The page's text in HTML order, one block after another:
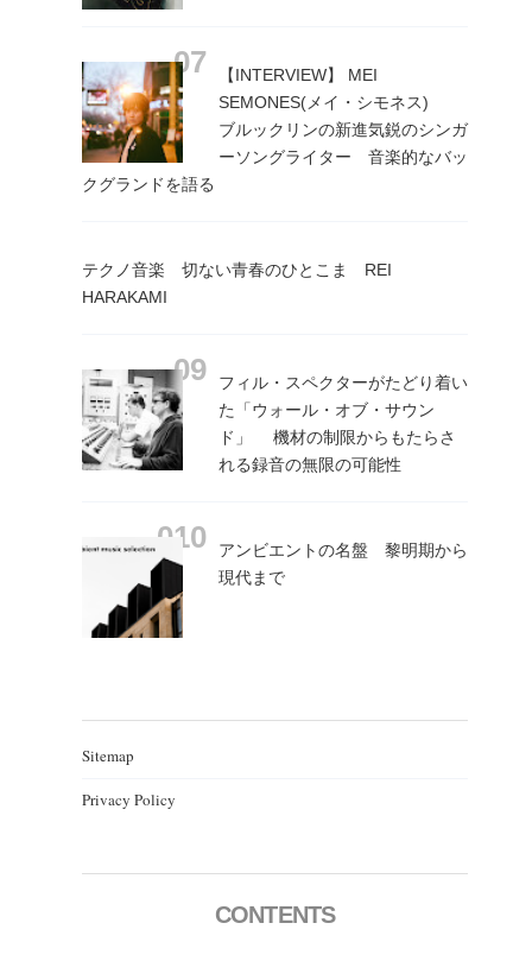
【INTERVIEW】 MEI
SEMONES(メイ・シモネス)
ブルックリンの新進気鋭のシンガ
ーソングライター 音楽的なバッ
クグランドを語る
テクノ音楽 切ない青春のひとこま REI
HARAKAMI
フィル・スペクターがたどり着い
た「ウォール・オブ・サウン
ド」 機材の制限からもたらさ
れる録音の無限の可能性
アンビエントの名盤 黎明期から
現代まで
Sitemap
Privacy Policy
CONTENTS